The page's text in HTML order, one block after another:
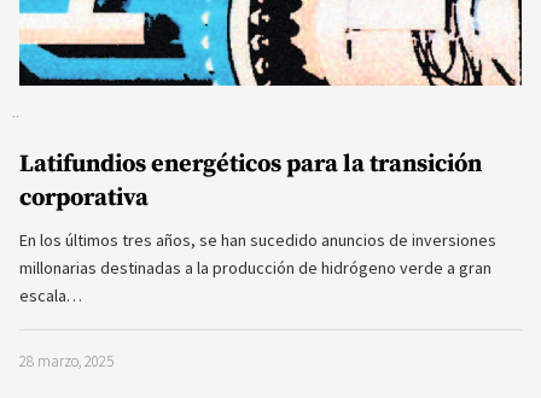
Latifundios energéticos para la transición
corporativa
En los últimos tres años, se han sucedido anuncios de inversiones
millonarias destinadas a la producción de hidrógeno verde a gran
escala…
28 marzo, 2025